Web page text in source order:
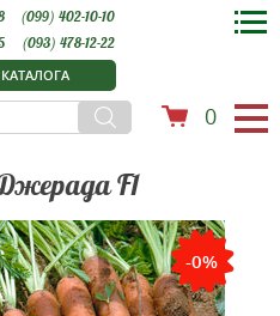
0
(099) 402-10-10
(093) 478-12-22
F1
-0%